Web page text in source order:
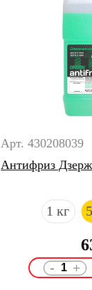
Арт. 430208039
Антифриз
1 кг
- +